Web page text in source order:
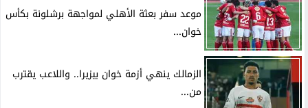
موعد سفر بعثة الأهلي لمواجهة برشلونة بكأس
خوان...
الزمالك ينهي أزمة خوان بيزيرا.. واللاعب يقترب
من...